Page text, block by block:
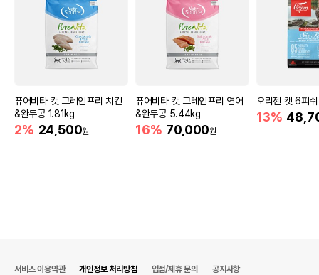
퓨어비타 캣 그레인프리 치킨
&완두콩 1.81kg
2% 24,500원
퓨어비타 캣 그레인프리 연어
&완두콩 5.44kg
16% 70,000원
오리젠 캣 6피
13%
서비스 이용약관 개인정보 처리방침 입점/제휴 문의 공지사항